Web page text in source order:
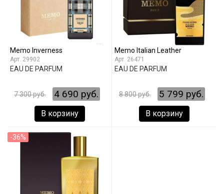
Memo Inverness
29902
EAU DE PARFUM
7 300 руб. 4 690 руб.
В корзину
Memo Italian Leather
26471
EAU DE PARFUM
8 800 руб. 5 799 руб.
В корзину
-36%